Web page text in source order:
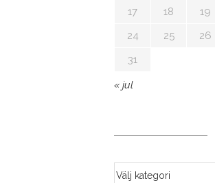
17
18 19
24
25 26
31
« jul